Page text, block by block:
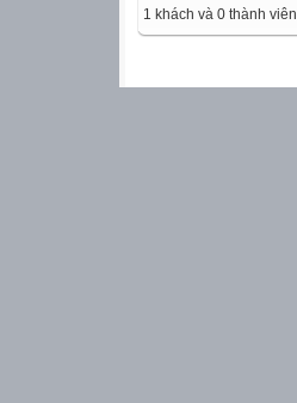
1 khách và 0 thành viên